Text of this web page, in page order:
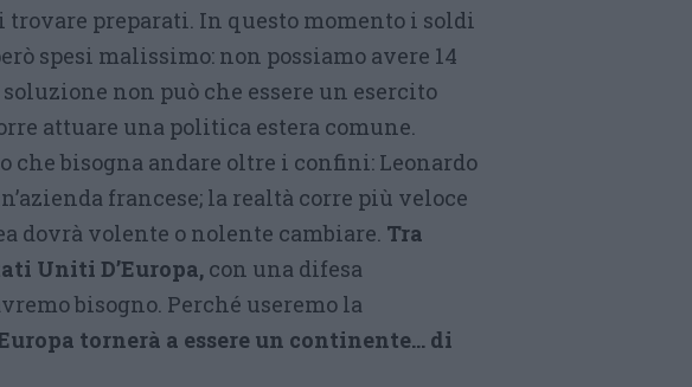
preparati. In questo momento i soldi
spesi malissimo: non possiamo avere 14
non può che essere un esercito
attuare una politica estera comune.
che bisogna andare oltre i confini: Leonardo
francese; la realtà corre più veloce
dovrà volente o nolente cambiare. Tra
Uniti D’Europa, con una difesa
bisogno. Perché useremo la
tornerà a essere un continente… di